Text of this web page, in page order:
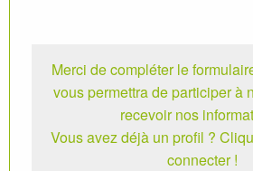
Merci de compléter le
vous permettra de participer à
recevoir nos
Vous avez déjà un profil ?
connecter !